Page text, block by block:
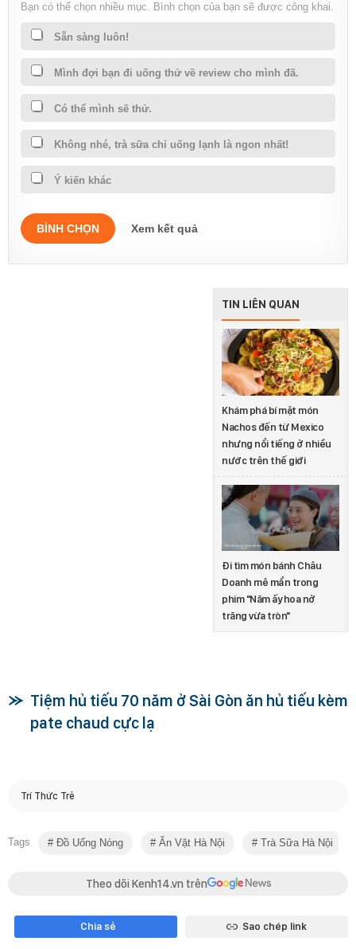
Bạn có thể chọn nhiều mục. Bình chọn của bạn sẽ được công khai.
Sẵn sàng luôn!
Mình đợi bạn đi uống thử về review cho mình đã.
Có thể mình sẽ thử.
Không nhé, trà sữa chỉ uống lạnh là ngon nhất!
Ý kiến khác
BÌNH CHỌN Xem kết quả
TIN LIÊN QUAN
Khám phá bí mật món
Nachos đến từ Mexico
nhưng nổi tiếng ở nhiều
nước trên thế giới
Đi tìm món bánh Châu
Doanh mê mẩn trong
phim "Năm ấy hoa nở
trăng vừa tròn"
Tiệm hủ tiếu 70 năm ở Sài Gòn ăn hủ tiếu kèm
pate chaud cực lạ
Trí Thức Trẻ
Tags Đồ Uống Nóng Ăn Vặt Hà Nội Trà Sữa Hà Nội
Theo dõi Kenh14.vn trên
Chia sẻ Sao chép link